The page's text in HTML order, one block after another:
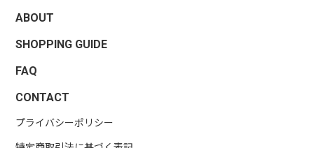
ABOUT
SHOPPING GUIDE
FAQ
CONTACT
プライバシーポリシー